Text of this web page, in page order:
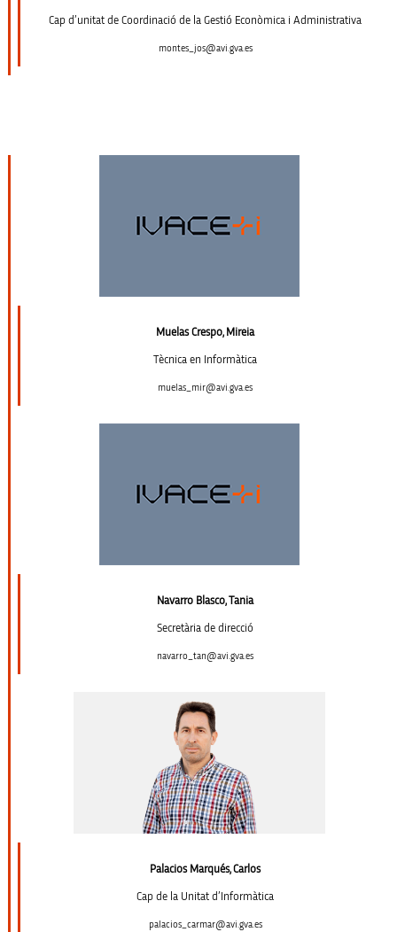
Cap d’unitat de Coordinació de la Gestió Econòmica i Administrativa
montes_jos@avi.gva.es
Muelas Crespo, Mireia
Tècnica en Informàtica
muelas_mir@avi.gva.es
Navarro Blasco, Tania
Secretària de direcció
navarro_tan@avi.gva.es
Palacios Marqués, Carlos
Cap de la Unitat d’Informàtica
palacios_carmar@avi.gva.es